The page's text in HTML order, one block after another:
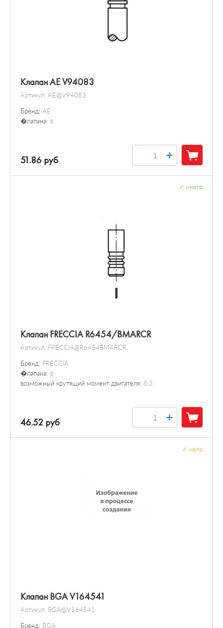
Клапан AE V94083
Артикул: AE@V94083
Бренд: AE
�лапана: 6
51.86 руб +
Клапан FRECCIA R6454/BMARCR
Артикул: FRECCIA@R6454BMARCR
Бренд: FRECCIA
�лапана: 6
возможный крутящий момент двигателя: 8.3
много
46.52 руб +
Клапан BGA V164541
Артикул: BGA@V164541
Бренд: BGA
мало